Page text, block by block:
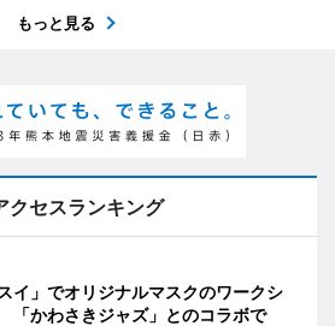
もっと見る
クセスランキング
スイ」でオリジナルマスクのワークシ
「かわさきジャズ」とのコラボで